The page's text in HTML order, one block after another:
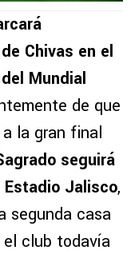
Chivas en el
Mundial
de que
la gran final
seguirá
Jalisco,
segunda casa
el club todavía